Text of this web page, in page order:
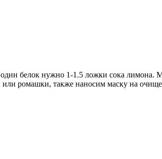
белок нужно 1-1.5 ложки сока лимона.
ромашки, также наносим маску на